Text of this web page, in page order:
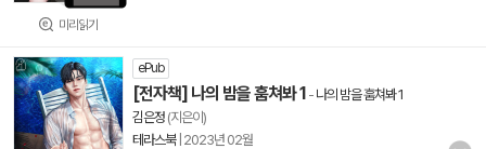
미리읽기
ePub
[전자책] 나의 밤을 훔쳐봐 1 - 나의 밤을 훔쳐봐 1
김은정 (지은이)
테라스북| 2023년 02월